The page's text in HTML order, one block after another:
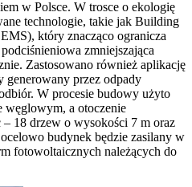
w Polsce. W trosce o ekologię
technologie, takie jak Building
który znacząco ogranicza
zmniejszająca
Zastosowano również aplikację
przez odpady
W procesie budowy użyto
węglowym, a otoczenie
18 drzew o wysokości 7 m oraz
budynek będzie zasilany w
fotowoltaicznych należących do